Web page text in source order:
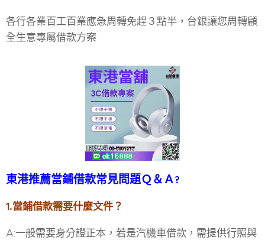
各行各業百工百業應急周轉免趕３點半，台銀讓您周轉顧
全生意專屬借款方案
東港推薦當鋪借款常見問題Ｑ＆Ａ?
1.當鋪借款需要什麼文件？
A:一般需要身分證正本，若是汽機車借款，需提供行照與